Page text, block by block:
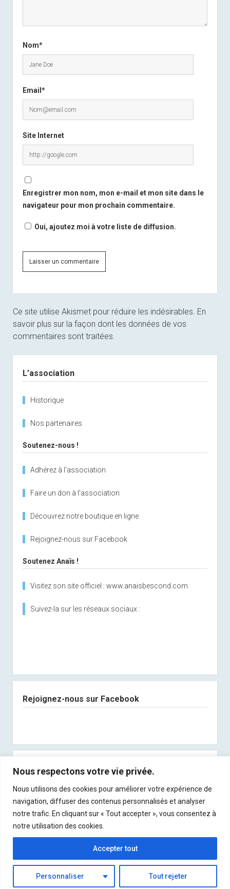
Nous respectons votre vie privée.
Nous utilisons des cookies pour améliorer votre expérience de
navigation, diffuser des contenus personnalisés et analyser
notre trafic. En cliquant sur « Tout accepter », vous consentez à
notre utilisation des cookies.
Personnaliser Tout rejeter
Accepter tout
Nom*
Email*
Site Internet
Enregistrer mon nom, mon e-mail et mon site dans le
navigateur pour mon prochain commentaire.
Oui, ajoutez moi à votre liste de diffusion.
Ce site utilise Akismet pour réduire les indésirables. En
savoir plus sur la façon dont les données de vos
commentaires sont traitées.
L’association
Historique
Nos partenaires
Soutenez-nous !
Adhérez à l'association
Faire un don à l'association
Découvrez notre boutique en ligne
Rejoignez-nous sur Facebook
Soutenez Anaïs !
Visitez son site officiel : www.anaisbescond.com
Suivez-la sur les réseaux sociaux :
Rejoignez-nous sur Facebook
Abonnez-vous à notre newsletter
Recevez les derniers articles directement dans
votre boite mail !